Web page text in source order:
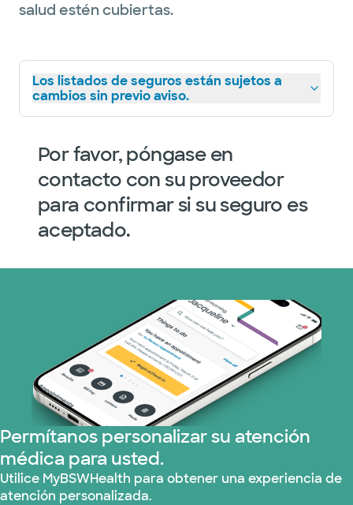
salud estén cubiertas.
Los listados de seguros están sujetos a
cambios sin previo aviso.
Por favor, póngase en
contacto con su proveedor
para confirmar si su seguro es
aceptado.
Permítanos personalizar su atención
médica para usted.
Utilice MyBSWHealth para obtener una experiencia de
atención personalizada.